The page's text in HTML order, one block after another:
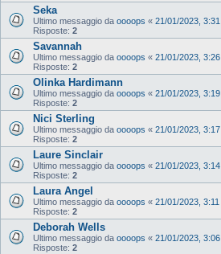
Seka
Ultimo messaggio da oooops « 21/01/2023, 3:31
Risposte: 2
Savannah
Ultimo messaggio da oooops « 21/01/2023, 3:26
Risposte: 2
Olinka Hardimann
Ultimo messaggio da oooops « 21/01/2023, 3:19
Risposte: 2
Nici Sterling
Ultimo messaggio da oooops « 21/01/2023, 3:17
Risposte: 2
Laure Sinclair
Ultimo messaggio da oooops « 21/01/2023, 3:14
Risposte: 2
Laura Angel
Ultimo messaggio da oooops « 21/01/2023, 3:11
Risposte: 2
Deborah Wells
Ultimo messaggio da oooops « 21/01/2023, 3:06
Risposte: 2